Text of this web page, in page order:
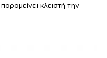
κλειστή την